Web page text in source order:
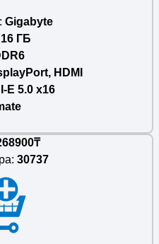
Gigabyte
16 ГБ
HDMI
E 5.0 x16
30737